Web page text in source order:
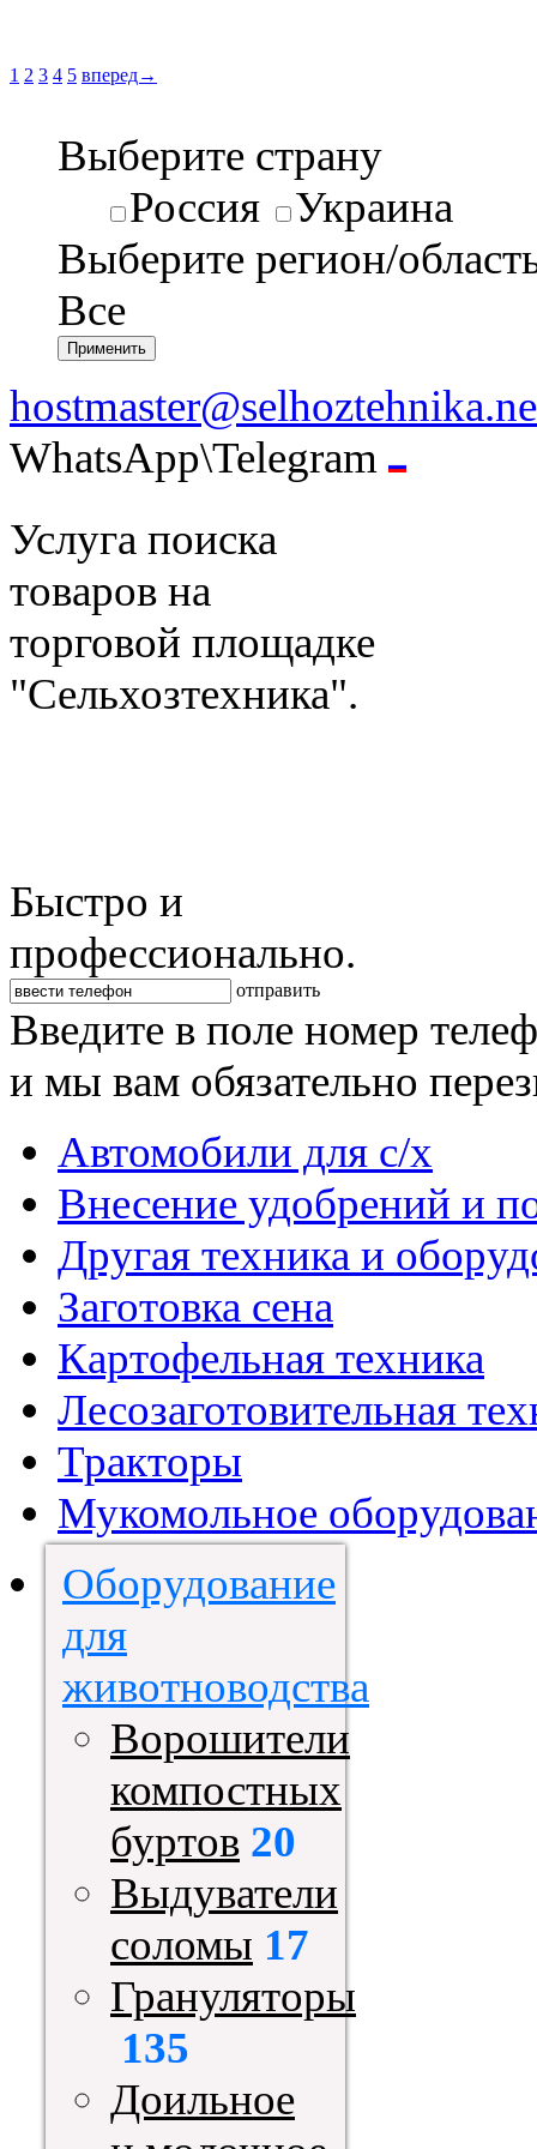
1 2 3 4 5 вперед→
Выберите страну
Россия
Украина
Выберите регион/
Все
WhatsApp\Telegram
Услуга поиска
товаров на
торговой площадке
"Сельхозтехника".
Быстро и
профессионально.
отправить
Введите в поле номер
и мы вам обязательно
Автомобили для с/х
Внесение удобрений и
Другая техника и
Заготовка сена
Картофельная техника
Лесозаготовительная
Тракторы
Мукомольное
Оборудование
для
животноводства
Ворошители
компостных
буртов 20
Выдуватели
соломы 17
Грануляторы
135
Доильное